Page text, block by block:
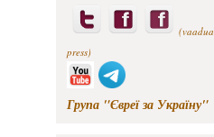
(vaadua
press)
Група "Євреї за Україну"